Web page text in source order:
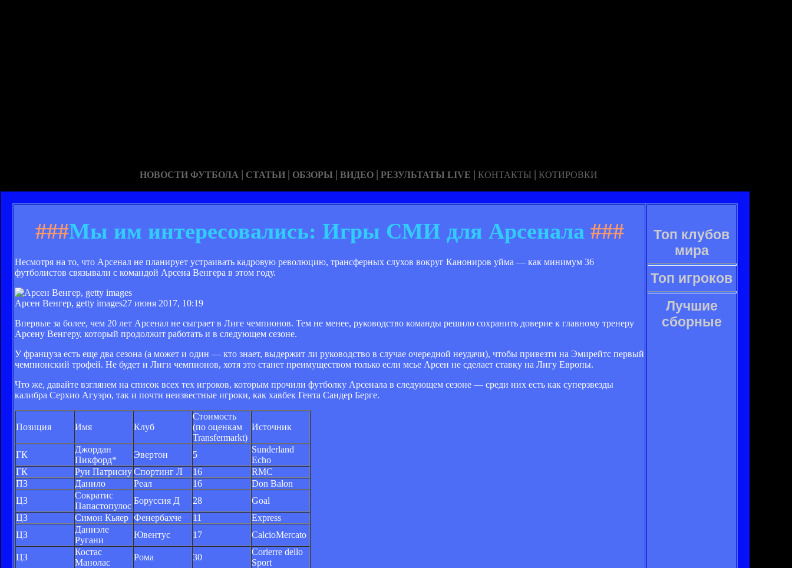
НОВОСТИ ФУТБОЛА | СТАТЬИ | ОБЗОРЫ | ВИДЕО | РЕЗУЛЬТАТЫ LIVE | КОНТАКТЫ | КОТИРОВКИ
###Мы им интересовались: Игры СМИ для Арсенала###
Несмотря на то, что Арсенал не планирует устраивать кадровую революцию, трансферных слухов вокруг Канониров уйма — как минимум 36
футболистов связывали с командой Арсена Венгера в этом году.
Арсен Венгер, getty images27 июня 2017, 10:19
Впервые за более, чем 20 лет Арсенал не сыграет в Лиге чемпионов. Тем не менее, руководство команды решило сохранить доверие к главному тренеру
Арсену Венгеру, который продолжит работать и в следующем сезоне.
У француза есть еще два сезона (а может и один — кто знает, выдержит ли руководство в случае очередной неудачи), чтобы привезти на Эмирейтс первый
чемпионский трофей. Не будет и Лиги чемпионов, хотя это станет преимуществом только если мсье Арсен не сделает ставку на Лигу Европы.
Что же, давайте взглянем на список всех тех игроков, которым прочили футболку Арсенала в следующем сезоне — среди них есть как суперзвезды
калибра Серхио Агуэро, так и почти неизвестные игроки, как хавбек Гента Сандер Берге.
Позиция Имя Клуб
Стоимость
(по оценкам
Transfermarkt)
Источник
ГК
Джордан
Пикфорд*
Эвертон 5
Sunderland
Echo
ГК
Руи ПатрисиуСпортинг Л 16
RMC
ПЗ
Данило Реал 16
Don Balon
ЦЗ
Сократис
Папастопулос
Боруссия Д 28
Goal
ЦЗ
Симон Кьяер Фенербахче 11
Express
ЦЗ
Даниэле
Ругани
Ювентус 17 CalcioMercato
ЦЗ
Костас
Манолас
Рома 30
Corierre dello
Sport
Топ клубов
мира
Топ игроков
Лучшие
сборные